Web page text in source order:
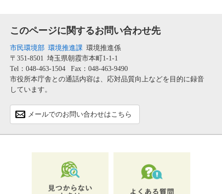
このページに関するお問い合わせ先
市民環境部 環境推進課 環境推進係
〒351-8501
埼玉県朝霞市本町1-1-1
Tel：048-463-1504
Fax：048-463-9490
市役所本庁舎との通話内容は、応対品質向上などを目的に録音
しています。
メールでのお問い合わせはこちら